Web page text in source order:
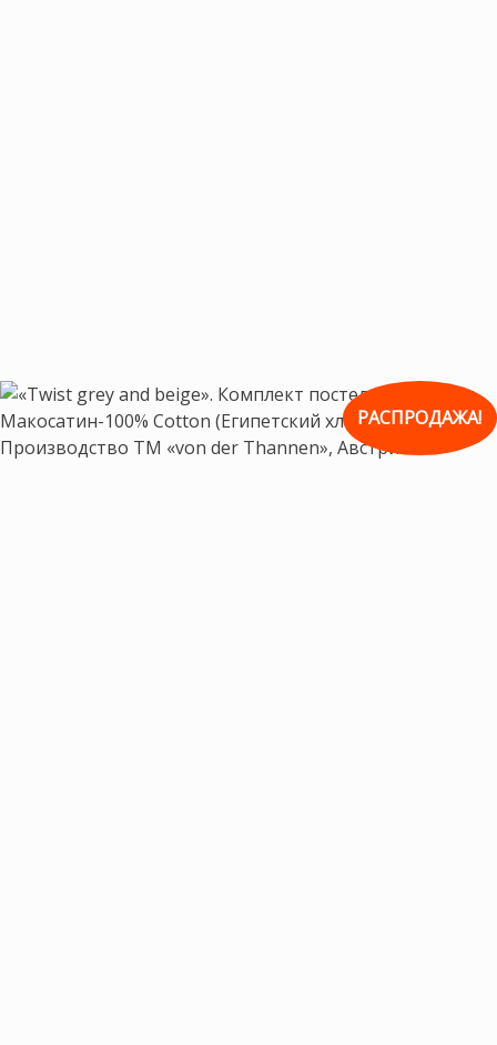
РАСПРОДАЖА!